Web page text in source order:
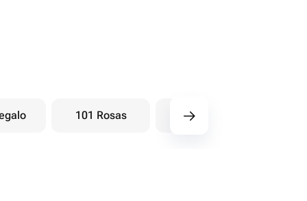
101 Rosas Ramos baya